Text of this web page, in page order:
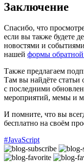
Заключение
Спасибо, что
если вы также будете
новостями и
нашей формы обратной
Также предлагаем
Там вы найдёте статьи
с последними
мероприятий, мемы и
И помните, что вы
бесплатно на своём
#JavaScript